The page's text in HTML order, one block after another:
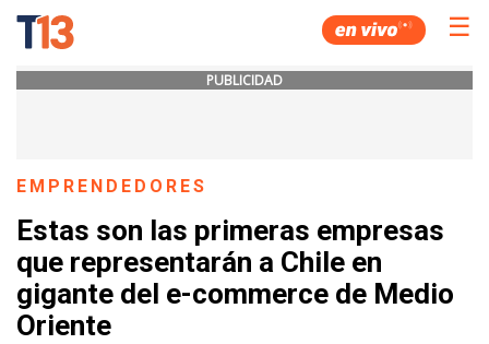
☰
PUBLICIDAD
EMPRENDEDORES
Estas son las primeras empresas
que representarán a Chile en
gigante del e-commerce de Medio
Oriente